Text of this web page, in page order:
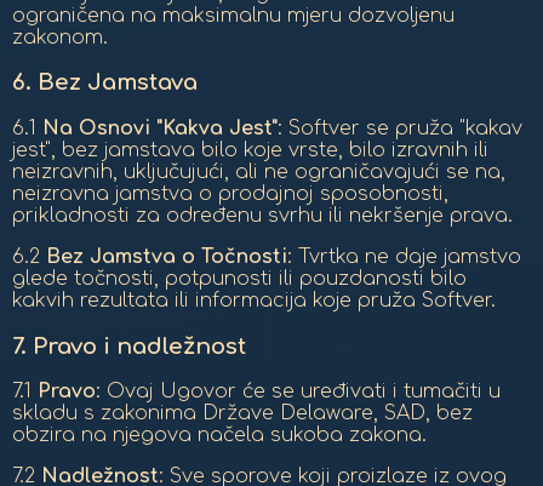
ograničena na maksimalnu mjeru dozvoljenu
zakonom.
6. Bez Jamstava
6.1 Na Osnovi "Kakva Jest": Softver se pruža "kakav
jest", bez jamstava bilo koje vrste, bilo izravnih ili
neizravnih, uključujući, ali ne ograničavajući se na,
neizravna jamstva o prodajnoj sposobnosti,
prikladnosti za određenu svrhu ili nekršenje prava.
6.2 Bez Jamstva o Točnosti: Tvrtka ne daje jamstvo
glede točnosti, potpunosti ili pouzdanosti bilo
kakvih rezultata ili informacija koje pruža Softver.
7. Pravo i nadležnost
7.1 Pravo: Ovaj Ugovor će se uređivati i tumačiti u
skladu s zakonima Države Delaware, SAD, bez
obzira na njegova načela sukoba zakona.
7.2 Nadležnost: Sve sporove koji proizlaze iz ovog